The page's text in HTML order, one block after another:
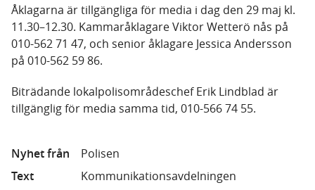
Åklagarna är tillgängliga för media i dag den 29 maj kl.
11.30–12.30. Kammaråklagare Viktor Wetterö nås på
010-562 71 47, och senior åklagare Jessica Andersson
på 010-562 59 86.
Biträdande lokalpolisområdeschef Erik Lindblad är
tillgänglig för media samma tid, 010-566 74 55.
Nyhet från
Polisen
Text
Kommunikationsavdelningen